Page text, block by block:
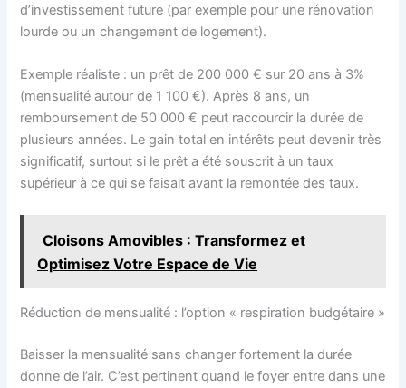
d’investissement future (par exemple pour une rénovation
lourde ou un changement de logement).
Exemple réaliste : un prêt de 200 000 € sur 20 ans à 3%
(mensualité autour de 1 100 €). Après 8 ans, un
remboursement de 50 000 € peut raccourcir la durée de
plusieurs années. Le gain total en intérêts peut devenir très
significatif, surtout si le prêt a été souscrit à un taux
supérieur à ce qui se faisait avant la remontée des taux.
Cloisons Amovibles : Transformez et
Optimisez Votre Espace de Vie
Réduction de mensualité : l’option « respiration budgétaire »
Baisser la mensualité sans changer fortement la durée
donne de l’air. C’est pertinent quand le foyer entre dans une